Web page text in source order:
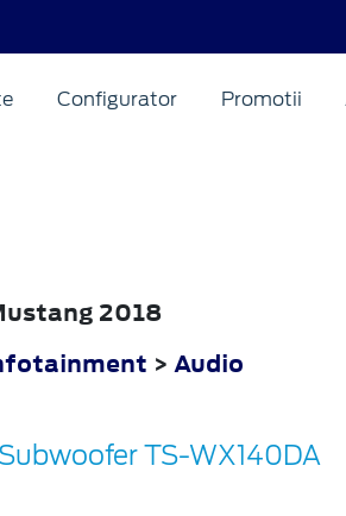
Configurator Promotii
2018
> Audio
TS-WX140DA